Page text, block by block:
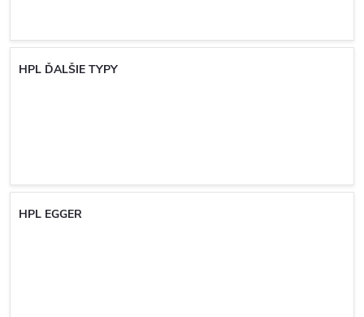
HPL ĎALŠIE TYPY
HPL EGGER